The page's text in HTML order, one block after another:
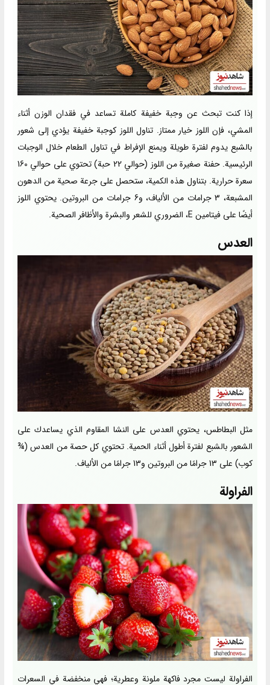
إذا كنت تبحث عن وجبة خفيفة كاملة تساعد في فقدان الوزن أثناء
المشي، فإن اللوز خيار ممتاز. تناول اللوز كوجبة خفيفة يؤدي إلى شعور
بالشبع يدوم لفترة طويلة ويمنع الإفراط في تناول الطعام خلال الوجبات
الرئيسية. حفنة صغيرة من اللوز (حوالي 22 حبة) تحتوي على حوالي 160
سعرة حرارية. بتناول هذه الكمية، ستحصل على جرعة صحية من الدهون
المشبعة، 3 جرامات من الألياف، و6 جرامات من البروتين. يحتوي اللوز
أيضًا على فيتامين E، الضروري للشعر والبشرة والأظافر الصحية.
العدس
مثل البطاطس، يحتوي العدس على النشا المقاوم الذي يساعدك على
الشعور بالشبع لفترة أطول أثناء الحمية. تحتوي كل حصة من العدس (¾
كوب) على 13 جرامًا من البروتين و13 جرامًا من الألياف.
الفراولة
الفراولة ليست مجرد فاكهة ملونة وعطرية؛ فهي منخفضة في السعرات